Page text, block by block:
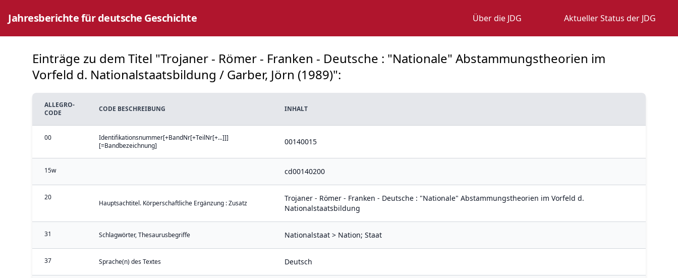
Jahresberichte für deutsche Geschichte Über die JDG Aktueller Status der JDG
Einträge zu dem Titel "Trojaner - Römer - Franken - Deutsche : "Nationale" Abstammungstheorien im
Vorfeld d. Nationalstaatsbildung / Garber, Jörn (1989)":
ALLEGRO-
CODE
CODE BESCHREIBUNG INHALT
00
Identifikationsnummer[+BandNr[+TeilNr[+...]]]
[=Bandbezeichnung]
00140015
15w cd00140200
20
Hauptsachtitel. Körperschaftliche Ergänzung : Zusatz
Trojaner - Römer - Franken - Deutsche : "Nationale" Abstammungstheorien im Vorfeld d.
Nationalstaatsbildung
31 Schlagwörter, Thesaurusbegriffe Nationalstaat > Nation; Staat
37 Sprache(n) des Textes Deutsch